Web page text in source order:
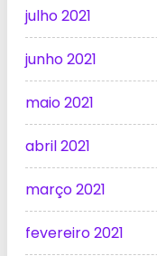
julho 2021
junho 2021
maio 2021
abril 2021
março 2021
fevereiro 2021